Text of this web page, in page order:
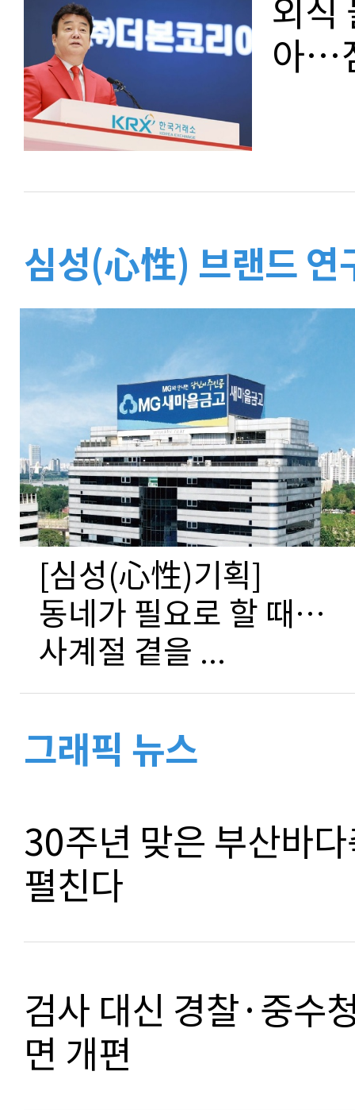
아…
심성(心性) 브랜드 연
[심성(心性)기획]
동네가 필요로 할 때…
사계절 곁을 ...
그래픽 뉴스
30주년 맞은 부산바
펼친다
검사 대신 경찰·중수
면 개편